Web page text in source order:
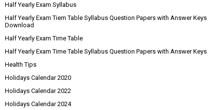
Half Yearly Exam Syllabus
Half Yearly Exam Tiem Table Syllabus Question Papers with Answer Keys
Download
Half Yearly Exam Time Table
Half Yearly Exam Time Table Syllabus Question Papers with Answer Keys
Health Tips
Holidays Calendar 2020
Holidays Calendar 2022
Holidays Calendar 2024